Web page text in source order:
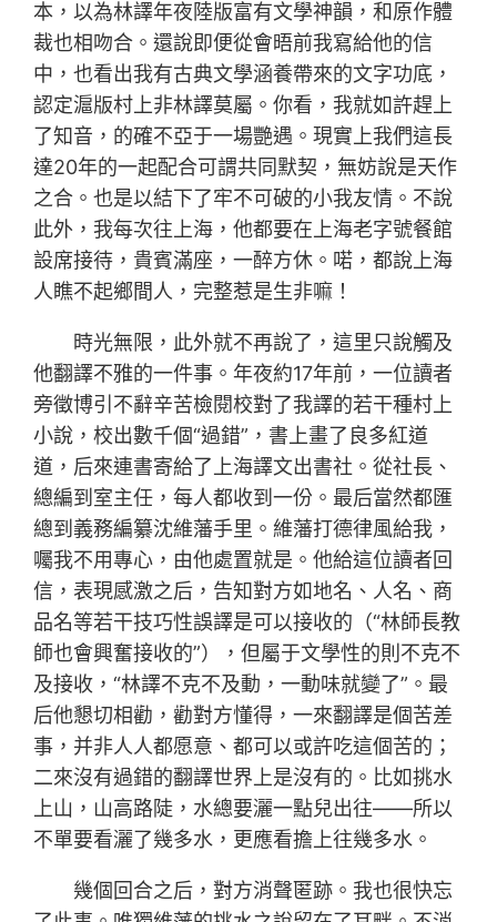
本，以為林譯年夜陸版富有文學神韻，和原作體
裁也相吻合。還說即便從會晤前我寫給他的信
中，也看出我有古典文學涵養帶來的文字功底，
認定滬版村上非林譯莫屬。你看，我就如許趕上
了知音，的確不亞于一場艷遇。現實上我們這長
達20年的一起配合可謂共同默契，無妨說是天作
之合。也是以結下了牢不可破的小我友情。不說
此外，我每次往上海，他都要在上海老字號餐館
設席接待，貴賓滿座，一醉方休。喏，都說上海
人瞧不起鄉間人，完整惹是生非嘛！
時光無限，此外就不再說了，這里只說觸及
他翻譯不雅的一件事。年夜約17年前，一位讀者
旁徵博引不辭辛苦檢閱校對了我譯的若干種村上
小說，校出數千個“過錯”，書上畫了良多紅道
道，后來連書寄給了上海譯文出書社。從社長、
總編到室主任，每人都收到一份。最后當然都匯
總到義務編纂沈維藩手里。維藩打德律風給我，
囑我不用專心，由他處置就是。他給這位讀者回
信，表現感激之后，告知對方如地名、人名、商
品名等若干技巧性誤譯是可以接收的（“林師長教
師也會興奮接收的”），但屬于文學性的則不克不
及接收，“林譯不克不及動，一動味就變了”。最
后他懇切相勸，勸對方懂得，一來翻譯是個苦差
事，并非人人都愿意、都可以或許吃這個苦的；
二來沒有過錯的翻譯世界上是沒有的。比如挑水
上山，山高路陡，水總要灑一點兒出往——所以
不單要看灑了幾多水，更應看擔上往幾多水。
幾個回合之后，對方消聲匿跡。我也很快忘